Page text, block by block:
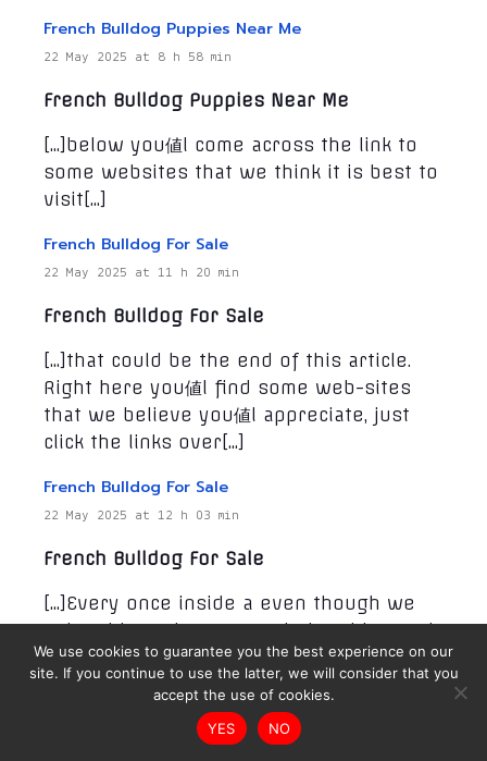
French Bulldog Puppies Near Me
22 May 2025 at 8 h 58 min
French Bulldog Puppies Near Me
[…]below you値l come across the link to
some websites that we think it is best to
visit[…]
French Bulldog For Sale
22 May 2025 at 11 h 20 min
French Bulldog For Sale
[…]that could be the end of this article.
Right here you値l find some web-sites
that we believe you値l appreciate, just
click the links over[…]
French Bulldog For Sale
22 May 2025 at 12 h 03 min
French Bulldog For Sale
[…]Every once inside a even though we
select blogs that we read. Listed beneath
are the most up-to-date sites that we
choose […]
We use cookies to guarantee you the best experience on our
site. If you continue to use the latter, we will consider that you
accept the use of cookies.
YES
NO